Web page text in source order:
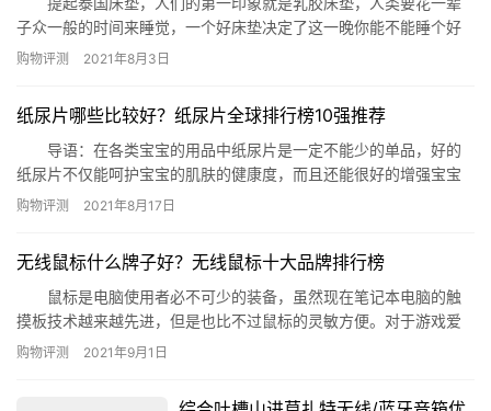
子众一般的时间来睡觉，一个好床垫决定了这一晚你能不能睡个好
觉，软了硬了都不好，软硬适中才是上品，今天来看泰国床垫，泰
5.ventry 6.皇家royal …
购物评测 2021年8月3日
纸尿片哪些比较好？纸尿片全球排行榜10强推荐
导语：在各类宝宝的用品中纸尿片是一定不能少的单品，好的
纸尿片不仅能呵护宝宝的肌肤的健康度，而且还能很好的增强宝宝
肌肤的干爽度，那么纸尿片哪些比较好呢?又有哪些是值得信赖的
倍康薄系列纸尿片 3、爽然轻薄纸尿片 4、红色小…
购物评测 2021年8月17日
无线鼠标什么牌子好？无线鼠标十大品牌排行榜
鼠标是电脑使用者必不可少的装备，虽然现在笔记本电脑的触
摸板技术越来越先进，但是也比不过鼠标的灵敏方便。对于游戏爱
好者来说，鼠标更是重中之重，鼠标和键盘在游戏爱好者心里，就
购物评测 2021年9月1日